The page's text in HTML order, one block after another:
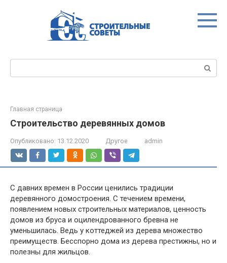
Главная страница
Строительство деревянных домов
Опубликовано: 13.12.2020 Другое admin
С давних времен в России ценились традиции
деревянного домостроения. С течением времени,
появлением новых строительных материалов, ценность
домов из бруса и оцилендрованного бревна не
уменьшилась. Ведь у коттеджей из дерева множество
преимуществ. Бесспорно дома из дерева престижны, но и
полезны для жильцов.